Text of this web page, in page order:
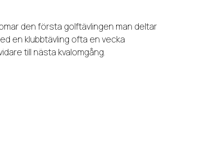
den första golftävlingen man deltar
en klubbtävling ofta en vecka
till nästa kvalomgång.